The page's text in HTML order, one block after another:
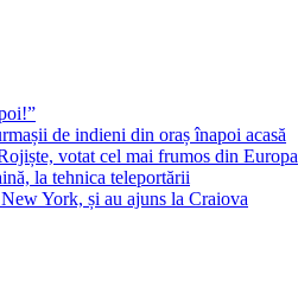
de indieni din oraș înapoi acasă
votat cel mai frumos din Europa
la tehnica teleportării
York, și au ajuns la Craiova